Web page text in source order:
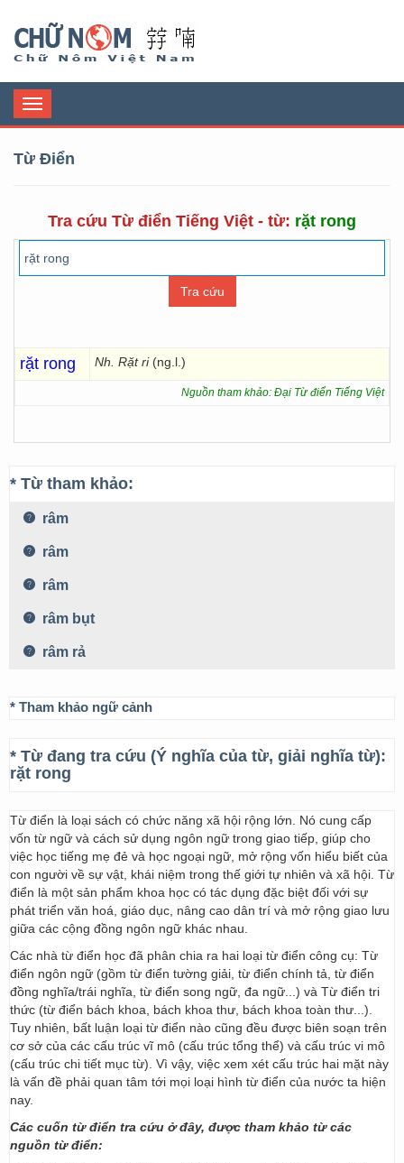
Toggle
navigation
Từ Điển
Tra cứu Từ điển Tiếng Việt - từ: rặt rong
rặt rong Nh. Rặt ri (ng.l.)
Nguồn tham khảo: Đại Từ điển Tiếng Việt
* Từ tham khảo:
râm
râm
râm
râm bụt
râm rả
* Tham khảo ngữ cảnh
* Từ đang tra cứu (Ý nghĩa của từ, giải nghĩa từ):
rặt rong
Từ điển là loại sách có chức năng xã hội rộng lớn. Nó cung cấp
vốn từ ngữ và cách sử dụng ngôn ngữ trong giao tiếp, giúp cho
việc học tiếng mẹ đẻ và học ngoại ngữ, mở rộng vốn hiểu biết của
con người về sự vật, khái niệm trong thế giới tự nhiên và xã hội. Từ
điển là một sản phẩm khoa học có tác dụng đặc biệt đối với sự
phát triển văn hoá, giáo dục, nâng cao dân trí và mở rộng giao lưu
giữa các cộng đồng ngôn ngữ khác nhau.
Các nhà từ điển học đã phân chia ra hai loại từ điển công cụ: Từ
điển ngôn ngữ (gồm từ điển tường giải, từ điển chính tả, từ điển
đồng nghĩa/trái nghĩa, từ điển song ngữ, đa ngữ...) và Từ điển tri
thức (từ điển bách khoa, bách khoa thư, bách khoa toàn thư...).
Tuy nhiên, bất luận loại từ điển nào cũng đều được biên soạn trên
cơ sở của các cấu trúc vĩ mô (cấu trúc tổng thể) và cấu trúc vi mô
(cấu trúc chi tiết mục từ). Vì vậy, việc xem xét cấu trúc hai mặt này
là vấn đề phải quan tâm tới mọi loại hình từ điển của nước ta hiện
nay.
Các cuốn từ điển tra cứu ở đây, được tham khảo từ các
nguồn từ điển: